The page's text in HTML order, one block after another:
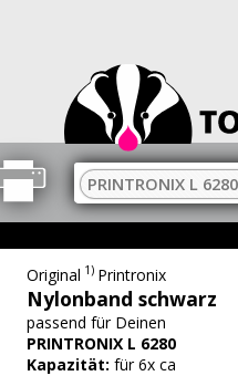
PRINTRONIX L 6280
Original 1) Printronix
Nylonband schwarz
passend für Deinen
PRINTRONIX L 6280
Kapazität: für 6x ca